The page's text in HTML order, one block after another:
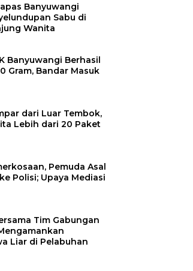
Banyuwangi
Sabu di
Wanita
Banyuwangi Berhasil
Gram, Bandar Masuk
dari Luar Tembok,
Lebih dari 20 Paket
Pemuda Asal
Polisi; Upaya Mediasi
Tim Gabungan
Liar di Pelabuhan